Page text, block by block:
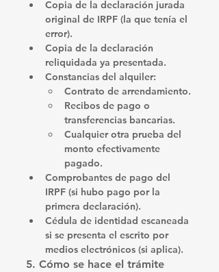
Copia de la declaración jurada
original de IRPF (la que tenía el
error).
Copia de la declaración
reliquidada ya presentada.
Constancias del alquiler:
Contrato de arrendamiento.
Recibos de pago o
transferencias bancarias.
Cualquier otra prueba del
monto efectivamente
pagado.
Comprobantes de pago del
IRPF (si hubo pago por la
primera declaración).
Cédula de identidad escaneada
si se presenta el escrito por
medios electrónicos (si aplica).
5. Cómo se hace el trámite